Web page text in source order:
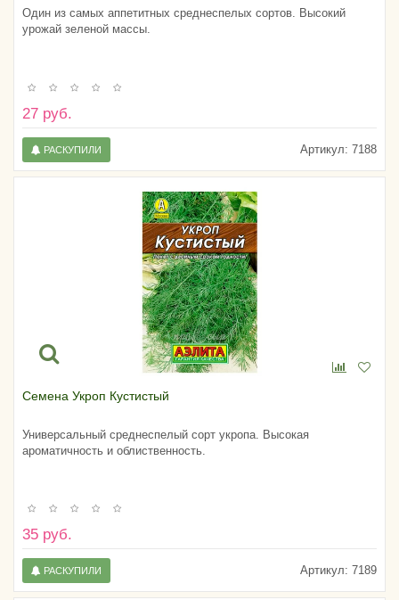
Один из самых аппетитных среднеспелых сортов. Высокий
урожай зеленой массы.
27 руб.
Артикул: 7188
РАСКУПИЛИ
Семена Укроп Кустистый
Универсальный среднеспелый сорт укропа. Высокая
ароматичность и облиственность.
35 руб.
Артикул: 7189
РАСКУПИЛИ